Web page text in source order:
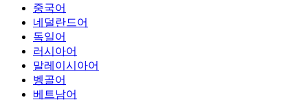
중국어
네덜란드어
독일어
러시아어
말레이시아어
벵골어
베트남어